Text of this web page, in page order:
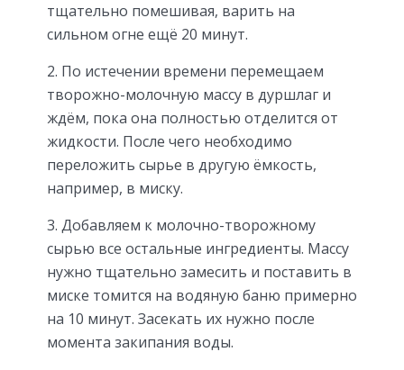
тщательно помешивая, варить на
сильном огне ещё 20 минут.
2. По истечении времени перемещаем
творожно-молочную массу в дуршлаг и
ждём, пока она полностью отделится от
жидкости. После чего необходимо
переложить сырье в другую ёмкость,
например, в миску.
3. Добавляем к молочно-творожному
сырью все остальные ингредиенты. Массу
нужно тщательно замесить и поставить в
миске томится на водяную баню примерно
на 10 минут. Засекать их нужно после
момента закипания воды.